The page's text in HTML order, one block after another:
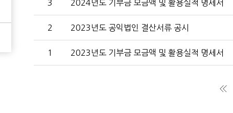
3 2024년도 기부금 모금액 및 활용실적 명세서
2 2023년도 공익법인 결산서류 공시
1 2023년도 기부금 모금액 및 활용실적 명세서